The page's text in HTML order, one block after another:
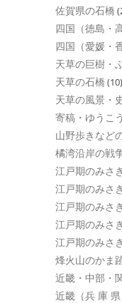
佐賀県の石橋
四国（徳島・
四国（愛媛・
天草の巨樹・
天草の石橋 (10)
天草の風景・
寄稿・ゆうこ
山野歩きなど
橘湾沿岸の戦
江戸期のみさ
江戸期のみさ
江戸期のみさ
江戸期のみさ
江戸期のみさ
烽火山のかま
近畿・中部・
近畿（兵 庫 県